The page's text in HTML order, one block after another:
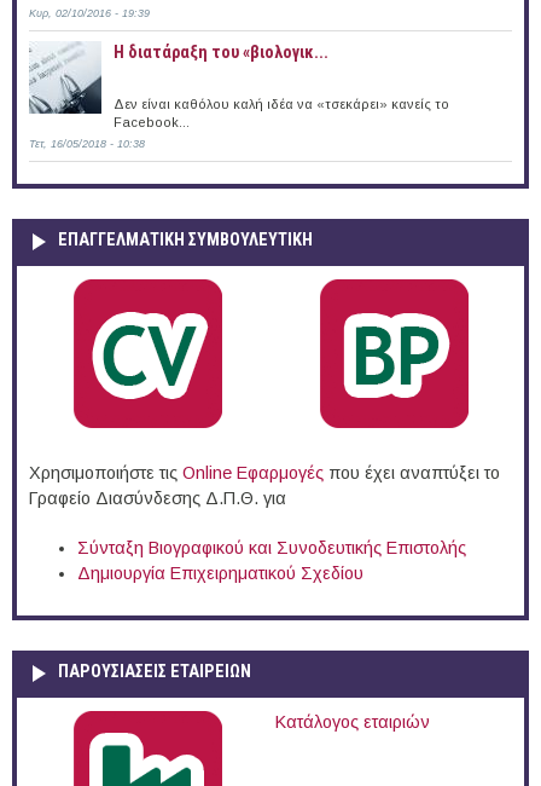
Κυρ, 02/10/2016 - 19:39
Η διατάραξη του «βιολογικ...
Δεν είναι καθόλου καλή ιδέα να «τσεκάρει» κανείς το
Facebook...
Τετ, 16/05/2018 - 10:38
ΕΠΑΓΓΕΛΜΑΤΙΚΉ ΣΥΜΒΟΥΛΕΥΤΙΚΉ
Χρησιμοποιήστε τις Online Eφαρμογές που έχει αναπτύξει το
Γραφείο Διασύνδεσης Δ.Π.Θ. για
Σύνταξη Βιογραφικού και Συνοδευτικής Επιστολής
Δημιουργία Επιχειρηματικού Σχεδίου
ΠΑΡΟΥΣΙΆΣΕΙΣ ΕΤΑΙΡΕΙΏΝ
Κατάλογος εταιριών